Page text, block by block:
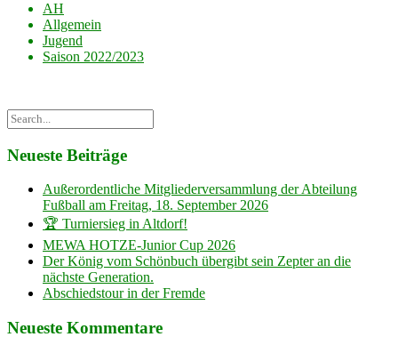
AH
Allgemein
Jugend
Saison 2022/2023
Neueste Beiträge
Außerordentliche Mitgliederversammlung der Abteilung
Fußball am Freitag, 18. September 2026
🏆 Turniersieg in Altdorf!
MEWA HOTZE-Junior Cup 2026
Der König vom Schönbuch übergibt sein Zepter an die
nächste Generation.
Abschiedstour in der Fremde
Neueste Kommentare